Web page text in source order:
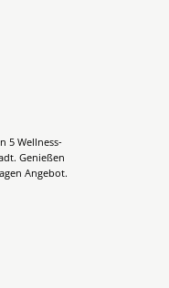
5 Wellness-
Genießen
Angebot.